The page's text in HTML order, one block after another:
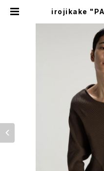
irojikake